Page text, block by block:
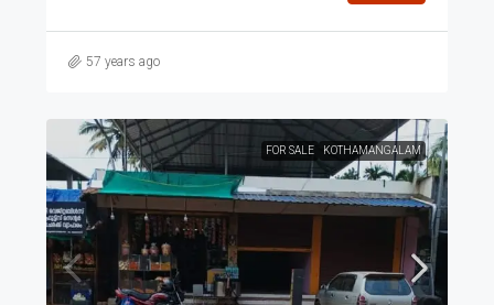
57 years ago
FOR SALE KOTHAMANGALAM